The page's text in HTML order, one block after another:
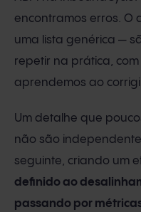
encontramos erros. O
uma lista genérica —
repetir na prática,
aprendemos ao
Um detalhe que
não são
seguinte, criando um
definido ao
passando por